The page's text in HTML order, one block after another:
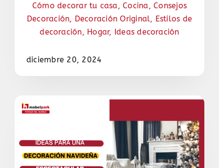
Cómo decorar tu casa ,Cocina ,Consejos
Decoración, Decoración Original, Estilos de
decoración, Hogar, Ideas decoración
diciembre 20, 2024